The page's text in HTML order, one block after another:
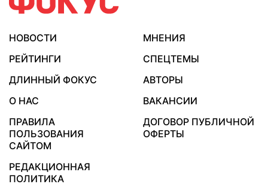
НОВОСТИ
МНЕНИЯ
РЕЙТИНГИ
СПЕЦТЕМЫ
ДЛИННЫЙ ФОКУС
АВТОРЫ
О НАС
ВАКАНСИИ
ПРАВИЛА
ПОЛЬЗОВАНИЯ
САЙТОМ
ДОГОВОР ПУБЛИЧНОЙ
ОФЕРТЫ
РЕДАКЦИОННАЯ
ПОЛИТИКА